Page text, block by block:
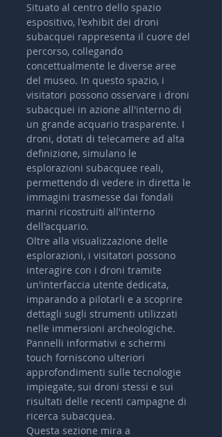
Situato al centro dello spazio
espositivo, l'exhibit dei droni
subacquei rappresenta il cuore del
percorso, collegando
concettualmente le diverse aree
del museo. In questo spazio, i
visitatori possono osservare i droni
subacquei in azione all'interno di
un grande acquario trasparente. I
droni, dotati di telecamere ad alta
definizione, simulano le
esplorazioni subacquee reali,
permettendo di vedere in diretta le
immagini trasmesse dai fondali
marini ricostruiti all'interno
dell'acquario.
Oltre alla visualizzazione delle
esplorazioni, i visitatori possono
interagire con i droni tramite
un'interfaccia utente dedicata,
imparando a pilotarli e a scoprire
dettagli sugli strumenti utilizzati
nelle immersioni archeologiche.
Pannelli informativi e schermi
touch forniscono ulteriori
approfondimenti sulle tecnologie
impiegate, sui droni stessi e sui
risultati delle recenti campagne di
ricerca subacquea.
Questa sezione mira a